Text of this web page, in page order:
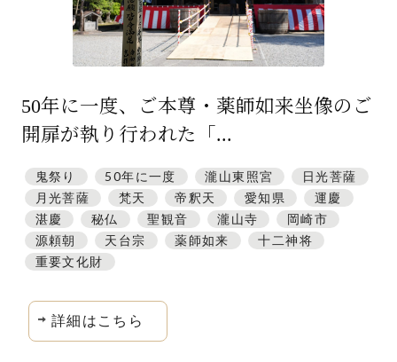
日本文化を探る
プレスアーカイブ
サイトポリシー
50年に一度、ご本尊・薬師如来坐像のご
開扉が執り行われた「...
鬼祭り 50年に一度 瀧山東照宮
日光菩薩
月光菩薩
梵天 帝釈天 愛知県
運慶
湛慶
秘仏 聖観音 瀧山寺
岡崎市
源頼朝
天台宗 薬師如来
十二神将
重要文化財
詳細はこちら